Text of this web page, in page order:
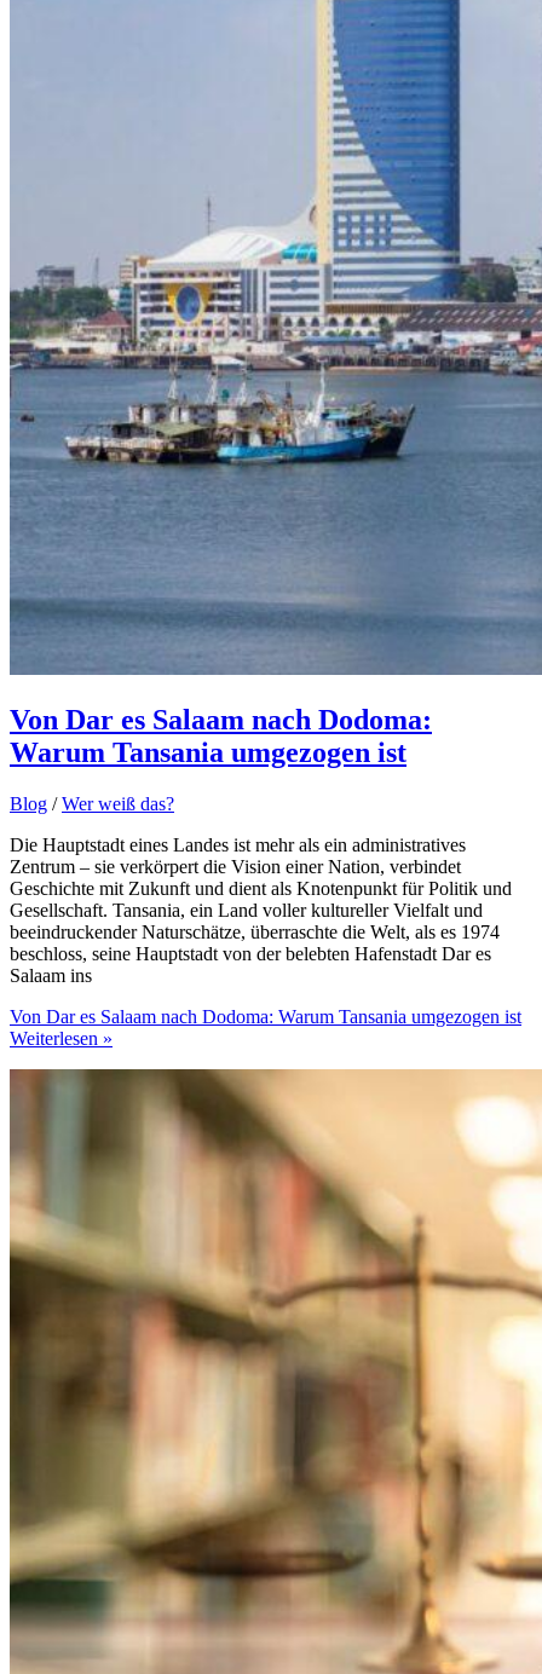
Von Dar es Salaam nach Dodoma:
Warum Tansania umgezogen ist
Blog /Wer weiß das?
Die Hauptstadt eines Landes ist mehr als ein administratives
Zentrum – sie verkörpert die Vision einer Nation, verbindet
Geschichte mit Zukunft und dient als Knotenpunkt für Politik und
Gesellschaft. Tansania, ein Land voller kultureller Vielfalt und
beeindruckender Naturschätze, überraschte die Welt, als es 1974
beschloss, seine Hauptstadt von der belebten Hafenstadt Dar es
Salaam ins
Von Dar es Salaam nach Dodoma: Warum Tansania umgezogen ist
Weiterlesen »